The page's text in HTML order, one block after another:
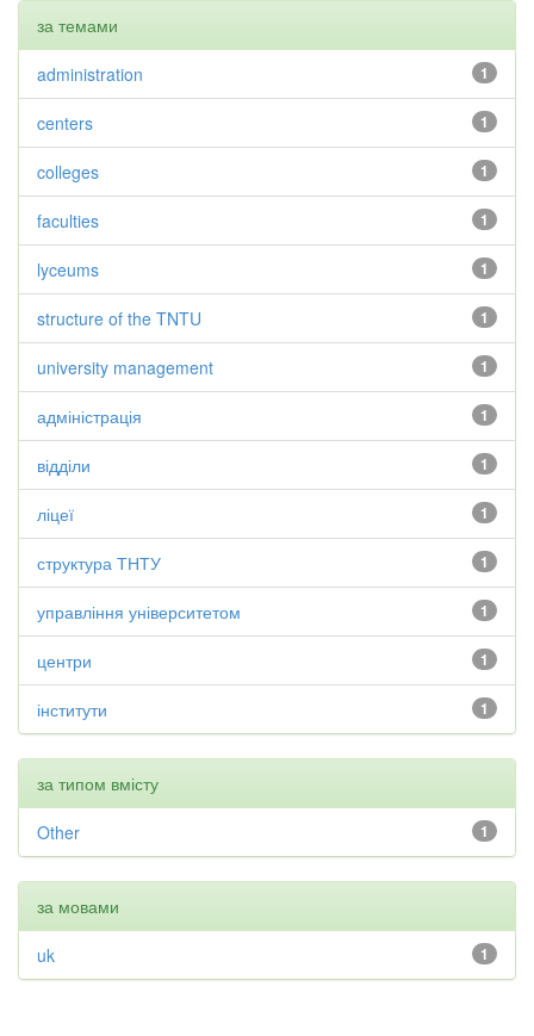
за темами
1
administration
1
centers
1
colleges
1
faculties
1
lyceums
1
structure of the TNTU
1
university management
1
адміністрація
1
відділи
1
ліцеї
1
структура ТНТУ
1
управління університетом
1
центри
1
інститути
за типом вмісту
1
Other
за мовами
1
uk